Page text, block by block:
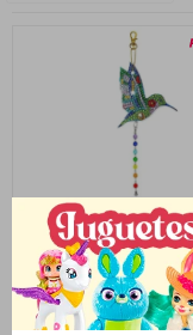
LlegaLUNES